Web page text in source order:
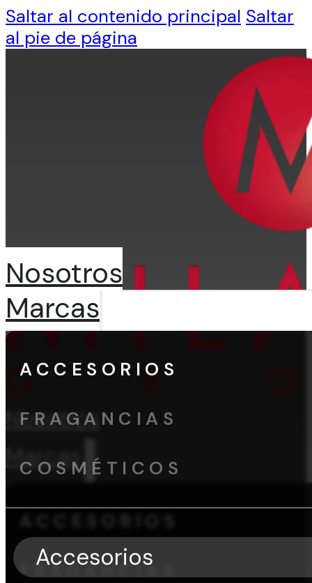
Saltar al contenido principal Saltar
al pie de página
Nosotros
Marcas
ACCESORIOS
FRAGANCIAS
Nosotros
Marcas
ACCESORIOS
FRAGANCIAS
COSMÉTICOS
Accesorios